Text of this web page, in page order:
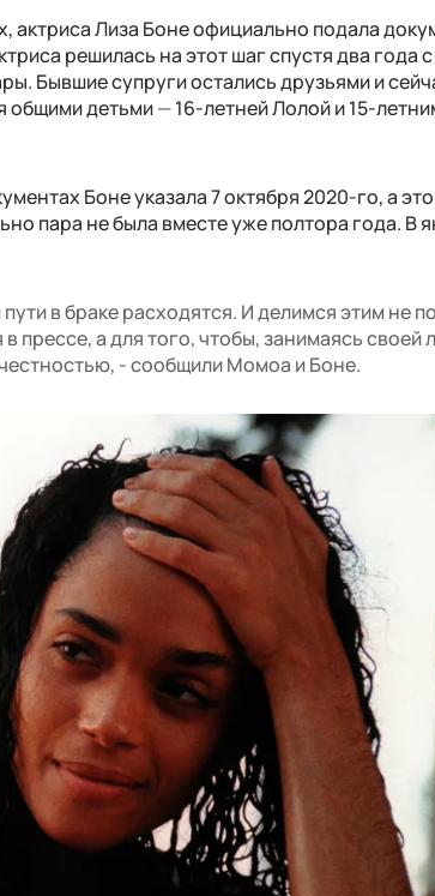
Лиза Боне официально подала
решилась на этот шаг спустя два года с
Бывшие супруги остались друзьями и
общими детьми—16-летней Лолой и 15-
Боне указала 7 октября 2020-го, а
пара не была вместе уже полтора года. В
в браке расходятся. И делимся этим не
прессе, а для того, чтобы, занимаясь своей
- сообщили Момоа и Боне.